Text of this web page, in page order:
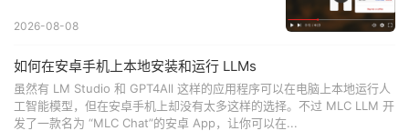
2026-08-08
如何在安卓手机上本地安装和运行 LLMs
虽然有 LM Studio 和 GPT4All 这样的应用程序可以在电脑上本地运行人
工智能模型，但在安卓手机上却没有太多这样的选择。不过 MLC LLM 开
发了一款名为 “MLC Chat”的安卓 App，让你可以在...